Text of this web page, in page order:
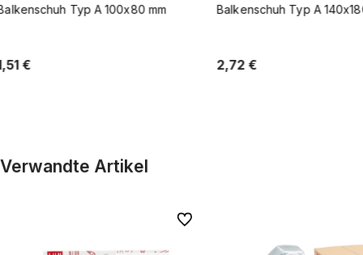
Balkenschuh Typ A 140x180mm
2,72 €
Balkenschuh Typ A
1,30 €
Verwandte Artikel
Zu Favoriten